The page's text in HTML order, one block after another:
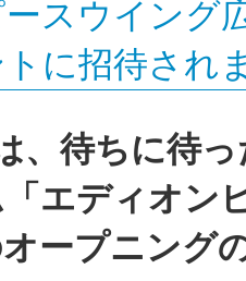
ン
グ
広
島
スウイング
に招待され
、待ちに待
エディオン
ープニング